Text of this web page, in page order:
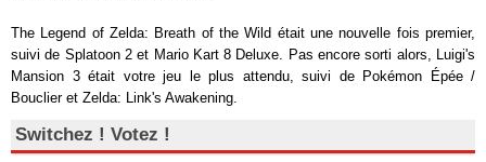
The Legend of Zelda: Breath of the Wild était une nouvelle fois premier,
suivi de Splatoon 2 et Mario Kart 8 Deluxe. Pas encore sorti alors, Luigi's
Mansion 3 était votre jeu le plus attendu, suivi de Pokémon Épée /
Bouclier et Zelda: Link's Awakening.
Switchez ! Votez !